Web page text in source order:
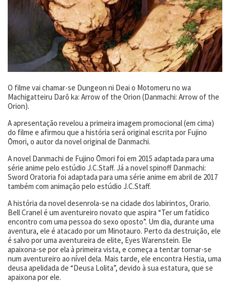
O filme vai chamar-se Dungeon ni Deai o Motomeru no wa
Machigatteiru Darō ka: Arrow of the Orion (Danmachi: Arrow of the
Orion).
A apresentação revelou a primeira imagem promocional (em cima)
do filme e afirmou que a história será original escrita por Fujino
Ōmori, o autor da novel original de Danmachi.
A novel Danmachi de Fujino Ōmori foi em 2015 adaptada para uma
série anime pelo estúdio J.C.Staff. Já a novel spinoff Danmachi:
Sword Oratoria foi adaptada para uma série anime em abril de 2017
também com animação pelo estúdio J.C.Staff.
A história da novel desenrola-se na cidade dos labirintos, Orario.
Bell Cranel é um aventureiro novato que aspira “Ter um fatídico
encontro com uma pessoa do sexo oposto”. Um dia, durante uma
aventura, ele é atacado por um Minotauro. Perto da destruição, ele
é salvo por uma aventureira de elite, Eyes Warenstein. Ele
apaixona-se por ela à primeira vista, e começa a tentar tornar-se
num aventureiro ao nível dela. Mais tarde, ele encontra Hestia, uma
deusa apelidada de “Deusa Lolita”, devido à sua estatura, que se
apaixona por ele.